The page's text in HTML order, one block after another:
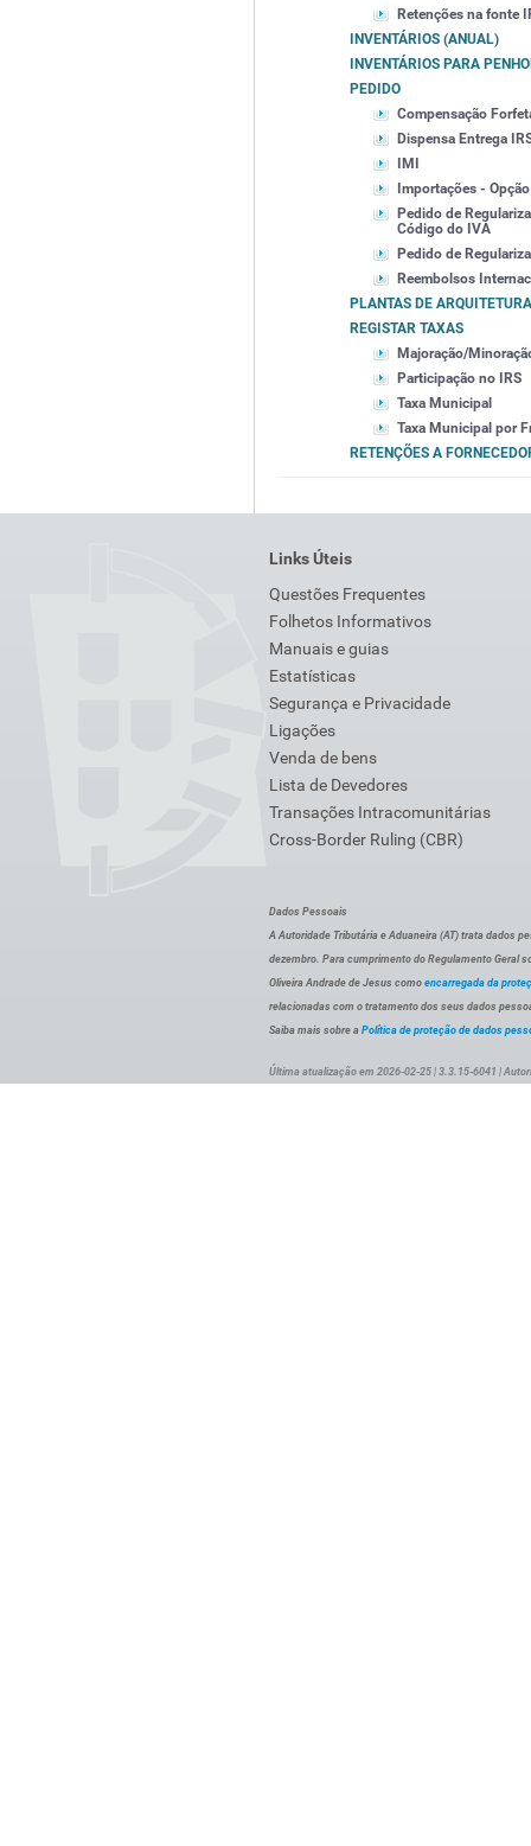
Retenções na fonte
INVENTÁRIOS (ANUAL)
INVENTÁRIOS PARA
PEDIDO
Compensação
Dispensa Entrega
IMI
Importações -
Pedido de
Código do IVA
Pedido de
Reembolsos
PLANTAS DE
REGISTAR TAXAS
Majoração/
Participação no IRS
Taxa Municipal
Taxa Municipal por
RETENÇÕES A
Links Úteis
Questões Frequentes
Folhetos Informativos
Manuais e guias
Estatísticas
Segurança e Privacidade
Ligações
Venda de bens
Lista de Devedores
Transações Intracomunitárias
Cross-Border Ruling (CBR)
Dados Pessoais
A Autoridade Tributária e Aduaneira (AT) trata dados
dezembro. Para cumprimento do Regulamento Geral
Oliveira Andrade de Jesus como encarregada da
relacionadas com o tratamento dos seus dados
Saiba mais sobre a Política de proteção de dados
Última atualização em 2026-02-25 | 3.3.15-6041 |